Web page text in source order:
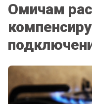
Омичам